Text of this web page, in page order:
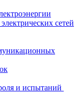
сетей
и испытаний